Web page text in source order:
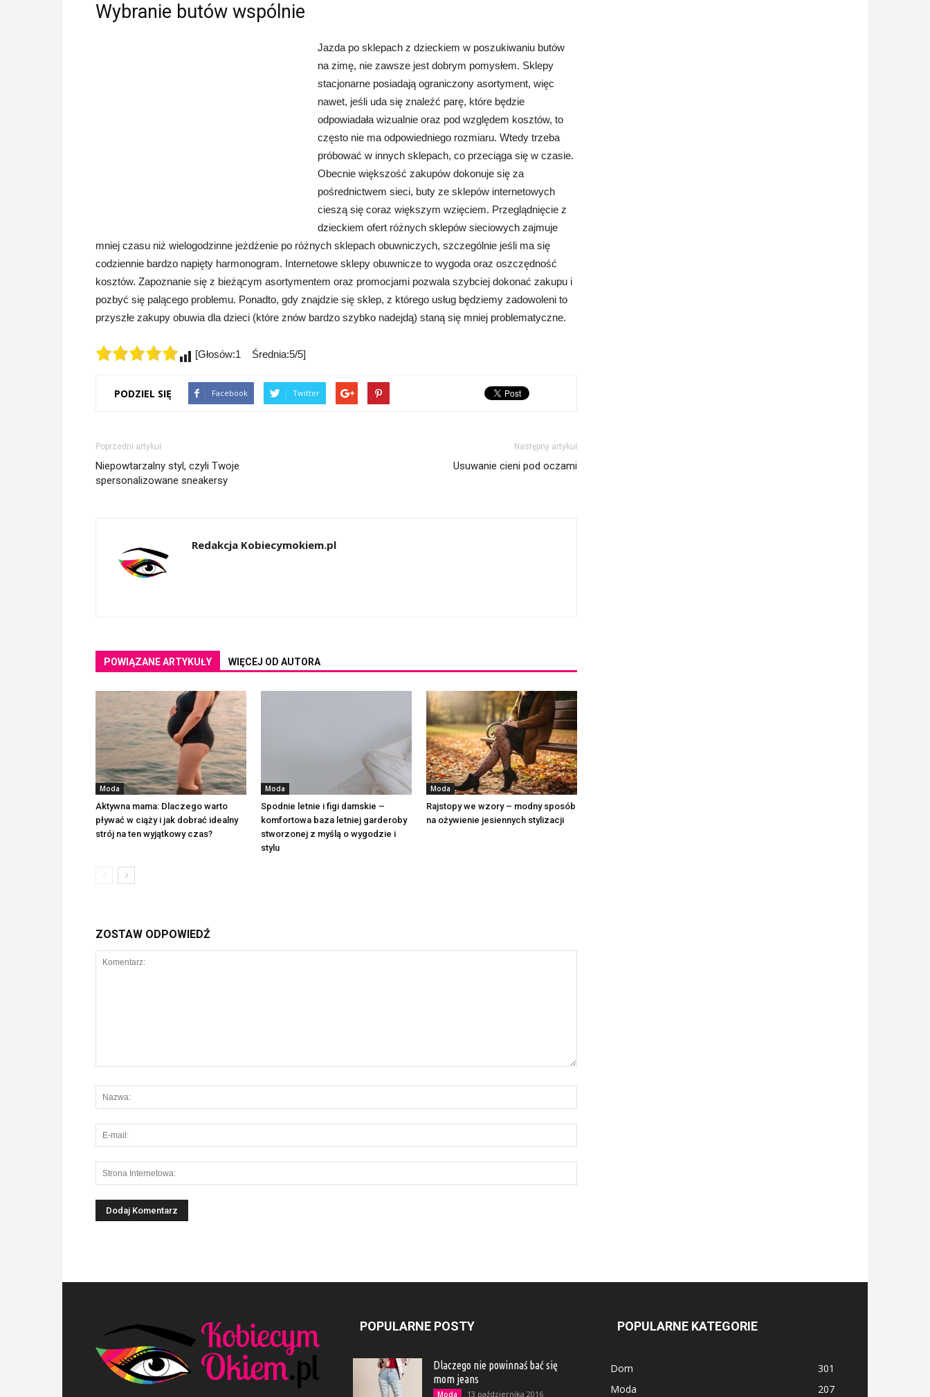
Wybranie butów wspólnie
Jazda po sklepach z dzieckiem w poszukiwaniu butów
na zimę, nie zawsze jest dobrym pomysłem. Sklepy
stacjonarne posiadają ograniczony asortyment, więc
nawet, jeśli uda się znaleźć parę, które będzie
odpowiadała wizualnie oraz pod względem kosztów, to
często nie ma odpowiedniego rozmiaru. Wtedy trzeba
próbować w innych sklepach, co przeciąga się w czasie.
Obecnie większość zakupów dokonuje się za
pośrednictwem sieci, buty ze sklepów internetowych
cieszą się coraz większym wzięciem. Przeglądnięcie z
dzieckiem ofert różnych sklepów sieciowych zajmuje
mniej czasu niż wielogodzinne jeżdżenie po różnych sklepach obuwniczych, szczególnie jeśli ma się
codziennie bardzo napięty harmonogram. Internetowe sklepy obuwnicze to wygoda oraz oszczędność
kosztów. Zapoznanie się z bieżącym asortymentem oraz promocjami pozwala szybciej dokonać zakupu i
pozbyć się palącego problemu. Ponadto, gdy znajdzie się sklep, z którego usług będziemy zadowoleni to
przyszłe zakupy obuwia dla dzieci (które znów bardzo szybko nadejdą) staną się mniej problematyczne.
[Głosów:1 Średnia:5/5]
PODZIEL SIĘ Facebook Twitter
Poprzedni artykuł
Niepowtarzalny styl, czyli Twoje
spersonalizowane sneakersy
Następny artykuł
Usuwanie cieni pod oczami
Redakcja Kobiecymokiem.pl
POWIĄZANE ARTYKUŁY WIĘCEJ OD AUTORA
Moda
Aktywna mama: Dlaczego warto
pływać w ciąży i jak dobrać idealny
strój na ten wyjątkowy czas?
Moda
Spodnie letnie i figi damskie –
komfortowa baza letniej garderoby
stworzonej z myślą o wygodzie i
stylu
Moda
Rajstopy we wzory – modny sposób
na ożywienie jesiennych stylizacji
ZOSTAW ODPOWIEDŹ
POPULARNE POSTY
Dlaczego nie powinnaś bać się
mom jeans
Moda 13 października 2016
POPULARNE KATEGORIE
Dom
301
Moda
207